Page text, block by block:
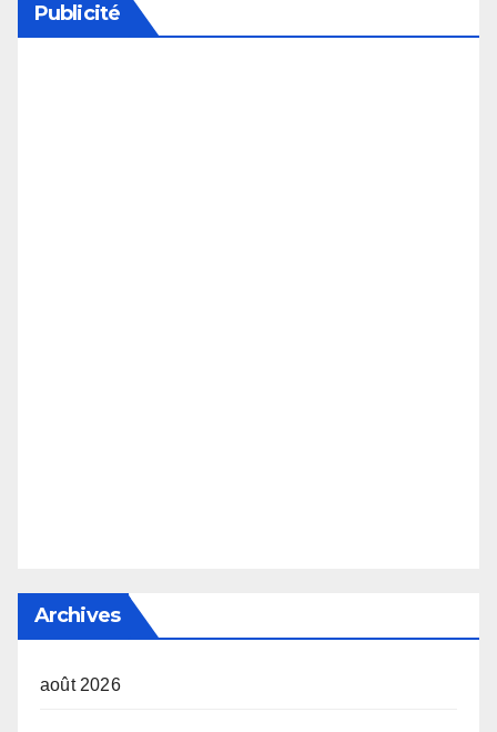
Publicité
Archives
août 2026